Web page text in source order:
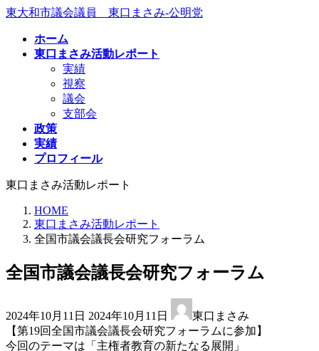
コ
ナ
東大和市議会議員 東口まさみ-公明党
ホーム
東口まさみ活動レポート
実績
視察
議会
支部会
政策
実績
プロフィール
東口まさみ活動レポート
HOME
東口まさみ活動レポート
全国市議会議長会研究フォーラム
全国市議会議長会研究フォーラム
2024年10月11日 終
更
2024年10月11日
東口まさみ
【第19回全国市議会議長会研究フォーラムに参加】
今回のテーマは「主権者教育の新たなる展開」